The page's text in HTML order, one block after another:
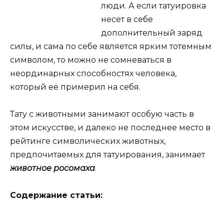
люди. А если татуировка
несет в себе
дополнительный заряд
силы, и сама по себе является ярким тотемным
символом, то можно не сомневаться в
неординарных способностях человека,
который её примерил на себя.
Тату с животными занимают особую часть в
этом искусстве, и далеко не последнее место в
рейтинге символических животных,
предпочитаемых для татуирования, занимает
животное росомаха.
Содержание статьи: